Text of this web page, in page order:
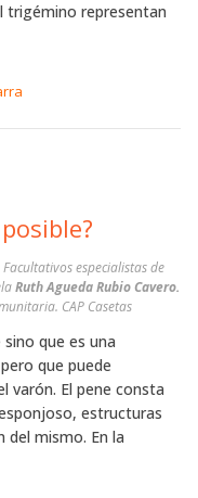
trigémino representan
Facultativos especialistas de
Ruth Agueda Rubio Cavero.
CAP Casetas
que es una
que puede
varón. El pene consta
estructuras
del mismo. En la